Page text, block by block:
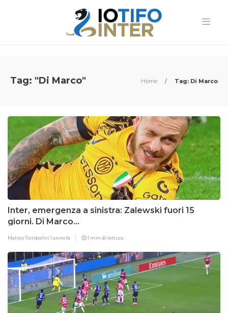
Tag: "Di Marco" Home / Tag: Di Marco
Inter, emergenza a sinistra: Zalewski fuori 15
giorni. Di Marco…
Matteo Tombolini1 anno fa 1 min di lettura